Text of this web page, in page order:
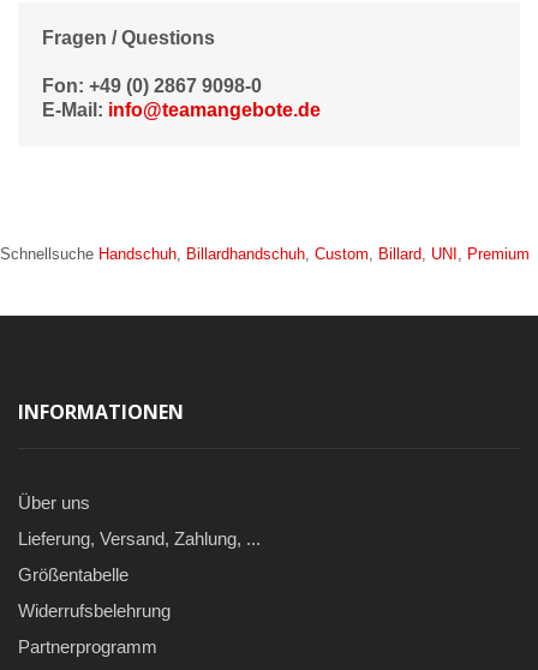
Fragen / Questions
Fon: +49 (0) 2867 9098-0
E-Mail: info@teamangebote.de
Schnellsuche Handschuh Billardhandschuh Custom Billard UNI Premium
INFORMATIONEN
Über uns
Lieferung, Versand, Zahlung, ...
Größentabelle
Widerrufsbelehrung
Partnerprogramm